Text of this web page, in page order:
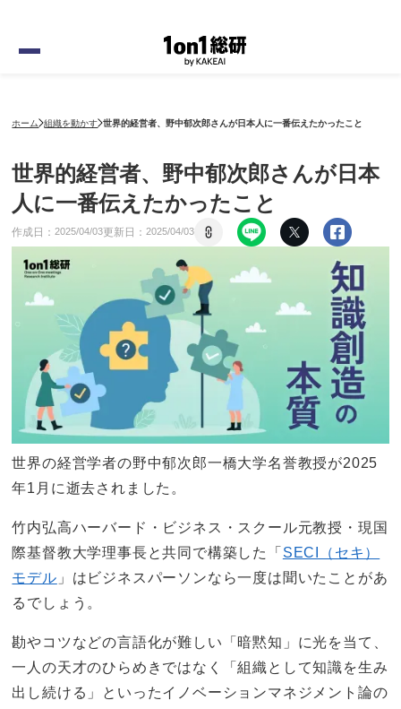
ホーム 組織を動かす 世界的経営者、野中郁次郎さんが日本人に一番伝えたかったこと
世界的経営者、野中郁次郎さんが日本
人に一番伝えたかったこと
作成日：2025/04/03更新日：2025/04/03
世界の経営学者の野中郁次郎一橋大学名誉教授が2025
年1月に逝去されました。
竹内弘高ハーバード・ビジネス・スクール元教授・現国
際基督教大学理事長と共同で構築した「 SECI（セキ）
モデル 」はビジネスパーソンなら一度は聞いたことがあ
るでしょう。
勘やコツなどの言語化が難しい「暗黙知」に光を当て、
一人の天才のひらめきではなく「組織として知識を生み
出し続ける」といったイノベーションマネジメント論の